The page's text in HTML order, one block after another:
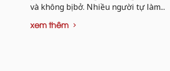
và không bị bở. Nhiều người tự làm...
xem thêm